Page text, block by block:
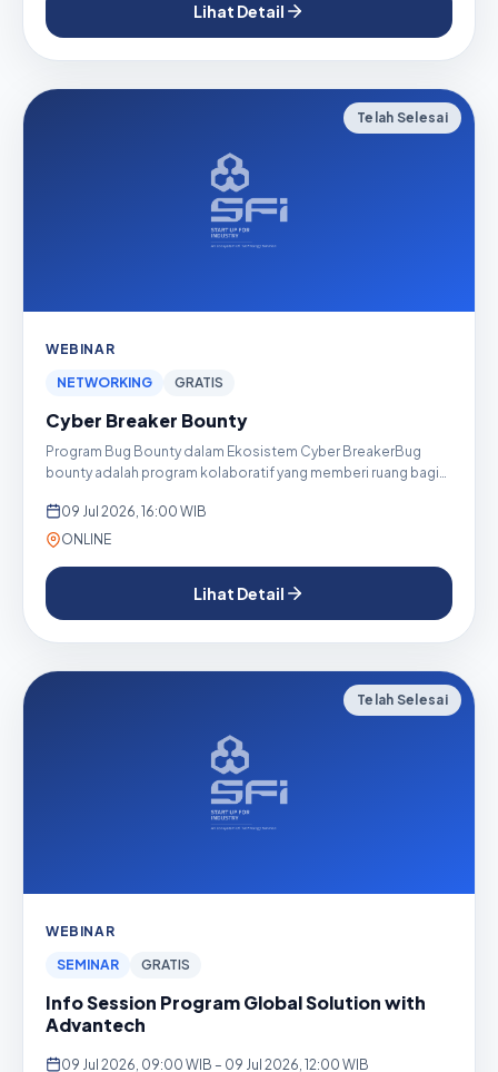
Lihat Detail
Telah Selesai
WEBINAR
NETWORKING
GRATIS
Cyber Breaker Bounty
Program Bug Bounty dalam Ekosistem Cyber BreakerBug
bounty adalah program kolaboratif yang memberi ruang bagi
09 Jul 2026, 16:00 WIB
ONLINE
Lihat Detail
Telah Selesai
WEBINAR
SEMINAR
GRATIS
Info Session Program Global Solution with
Advantech
09 Jul 2026, 09:00 WIB – 09 Jul 2026, 12:00 WIB